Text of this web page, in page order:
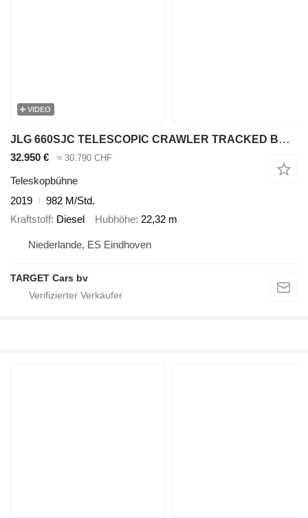
VIDEO
JLG 660SJC TELESCOPIC CRAWLER TRACKED BOOM WORK LIFT 2232CM W/JIB DI
32.950 € ≈ 30.790 CHF
Teleskopbühne
2019
982 M/Std.
Kraftstoff Diesel Hubhöhe 22,32 m
Niederlande, ES Eindhoven
TARGET Cars bv